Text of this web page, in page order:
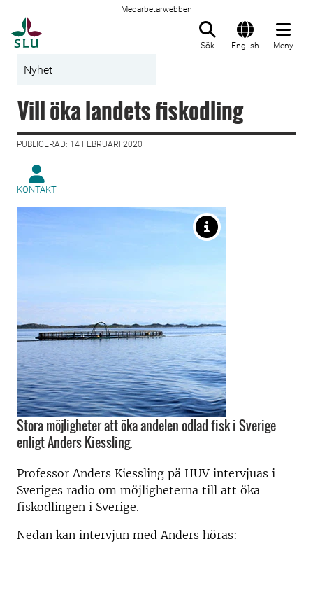
Medarbetarwebben
Sök English Meny
Nyhet
Vill öka landets fiskodling
PUBLICERAD: 14 FEBRUARI 2020
KONTAKT
Stora möjligheter att öka andelen odlad fisk i Sverige
enligt Anders Kiessling.
Professor Anders Kiessling på HUV intervjuas i
Sveriges radio om möjligheterna till att öka
fiskodlingen i Sverige.
Nedan kan intervjun med Anders höras: